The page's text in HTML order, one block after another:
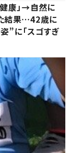
康」→自然に
結果…42歳に
”に「スゴすぎ